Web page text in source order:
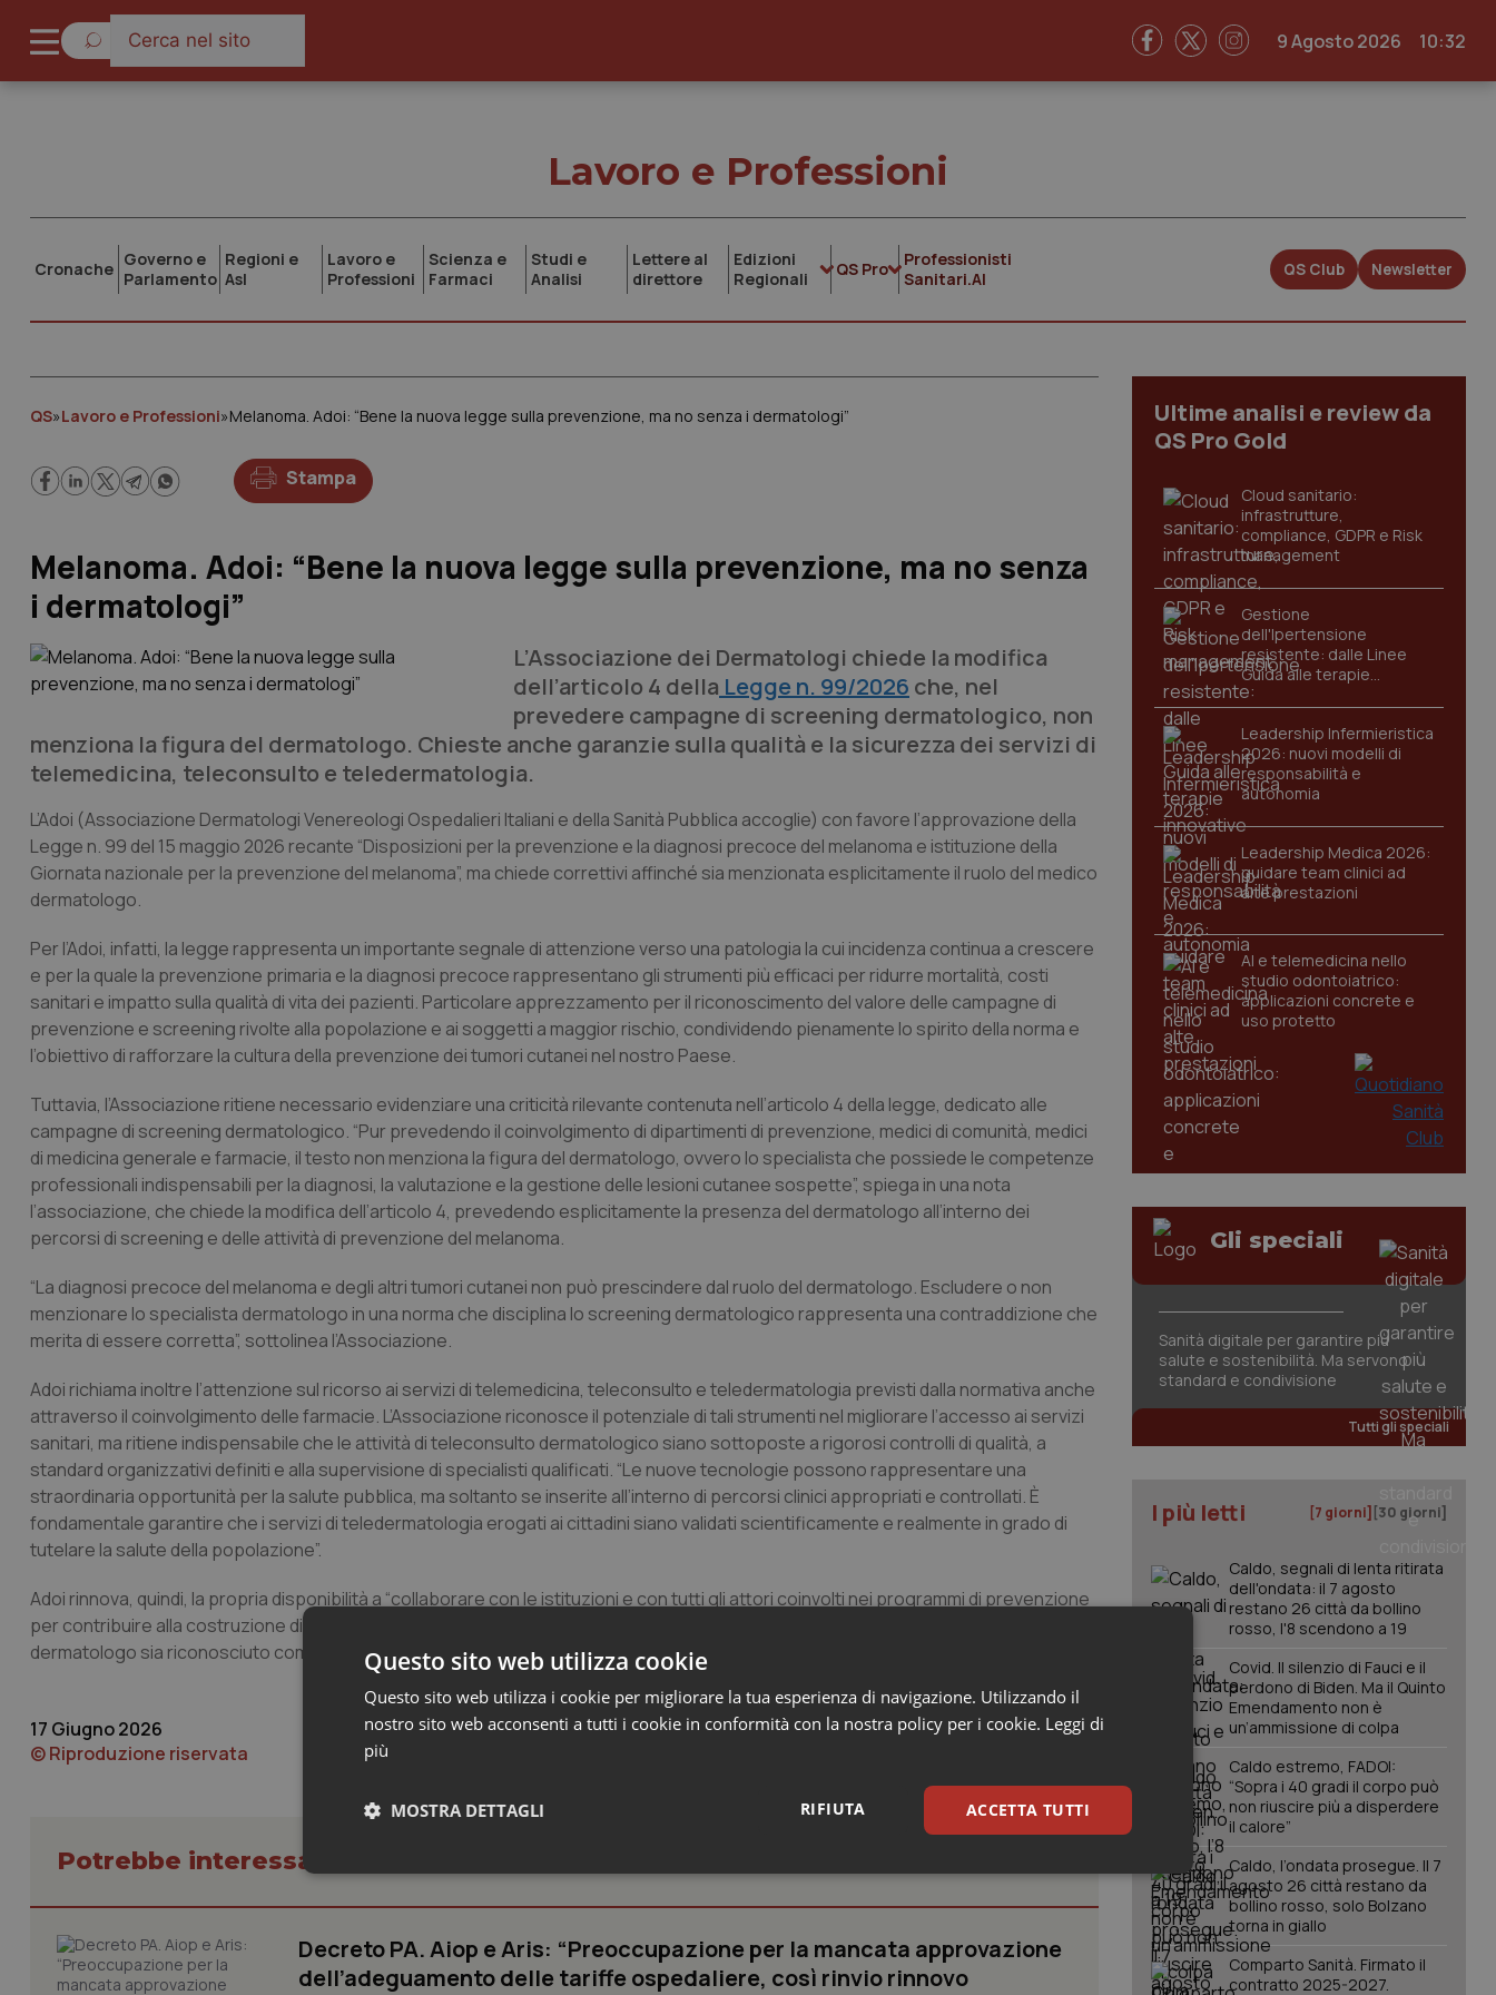
9 Agosto 2026 10:32
Lavoro e Professioni
Cronache Governo e
Parlamento
Regioni e
Asl
Lavoro e
Professioni
Scienza e
Farmaci
Studi e
Analisi
Lettere al
direttore
Edizioni
Regionali
QS Pro
Professionisti
Sanitari.AI
QS Club Newsletter
QS»Lavoro e Professioni»Melanoma. Adoi: “Bene la nuova legge sulla prevenzione, ma no senza i dermatologi”
Stampa
Melanoma. Adoi: “Bene la nuova legge sulla prevenzione, ma no senza
i dermatologi”
L’Associazione dei Dermatologi chiede la modifica
dell’articolo 4 della Legge n. 99/2026 che, nel
prevedere campagne di screening dermatologico, non
menziona la figura del dermatologo. Chieste anche garanzie sulla qualità e la sicurezza dei servizi di
telemedicina, teleconsulto e teledermatologia.
L’Adoi (Associazione Dermatologi Venereologi Ospedalieri Italiani e della Sanità Pubblica accoglie) con favore l’approvazione della
Legge n. 99 del 15 maggio 2026 recante “Disposizioni per la prevenzione e la diagnosi precoce del melanoma e istituzione della
Giornata nazionale per la prevenzione del melanoma”, ma chiede correttivi affinché sia menzionata esplicitamente il ruolo del medico
dermatologo.
Per l’Adoi, infatti, la legge rappresenta un importante segnale di attenzione verso una patologia la cui incidenza continua a crescere
e per la quale la prevenzione primaria e la diagnosi precoce rappresentano gli strumenti più efficaci per ridurre mortalità, costi
sanitari e impatto sulla qualità di vita dei pazienti. Particolare apprezzamento per il riconoscimento del valore delle campagne di
prevenzione e screening rivolte alla popolazione e ai soggetti a maggior rischio, condividendo pienamente lo spirito della norma e
l’obiettivo di rafforzare la cultura della prevenzione dei tumori cutanei nel nostro Paese.
Tuttavia, l’Associazione ritiene necessario evidenziare una criticità rilevante contenuta nell’articolo 4 della legge, dedicato alle
campagne di screening dermatologico. “Pur prevedendo il coinvolgimento di dipartimenti di prevenzione, medici di comunità, medici
di medicina generale e farmacie, il testo non menziona la figura del dermatologo, ovvero lo specialista che possiede le competenze
professionali indispensabili per la diagnosi, la valutazione e la gestione delle lesioni cutanee sospette”, spiega in una nota
l’associazione, che chiede la modifica dell’articolo 4, prevedendo esplicitamente la presenza del dermatologo all’interno dei
percorsi di screening e delle attività di prevenzione del melanoma.
“La diagnosi precoce del melanoma e degli altri tumori cutanei non può prescindere dal ruolo del dermatologo. Escludere o non
menzionare lo specialista dermatologo in una norma che disciplina lo screening dermatologico rappresenta una contraddizione che
merita di essere corretta”, sottolinea l’Associazione.
Adoi richiama inoltre l’attenzione sul ricorso ai servizi di telemedicina, teleconsulto e teledermatologia previsti dalla normativa anche
attraverso il coinvolgimento delle farmacie. L’Associazione riconosce il potenziale di tali strumenti nel migliorare l’accesso ai servizi
sanitari, ma ritiene indispensabile che le attività di teleconsulto dermatologico siano sottoposte a rigorosi controlli di qualità, a
standard organizzativi definiti e alla supervisione di specialisti qualificati. “Le nuove tecnologie possono rappresentare una
straordinaria opportunità per la salute pubblica, ma soltanto se inserite all’interno di percorsi clinici appropriati e controllati. È
fondamentale garantire che i servizi di teledermatologia erogati ai cittadini siano validati scientificamente e realmente in grado di
tutelare la salute della popolazione”.
Adoi rinnova, quindi, la propria disponibilità a “collaborare con le istituzioni e con tutti gli attori coinvolti nei programmi di prevenzione
per contribuire alla costruzione di modelli di screening efficaci, sicuri e basati sulle migliori evidenze scientifiche, nei quali il
dermatologo sia riconosciuto come figura centrale e imprescindibile”.
17 Giugno 2026
© Riproduzione riservata
Potrebbe interessarti in Lavoro e Professioni
Decreto PA. Aiop e Aris: “Preoccupazione per la mancata approvazione
dell’adeguamento delle tariffe ospedaliere, così rinvio rinnovo
Ultime analisi e review da
QS Pro Gold
Cloud sanitario:
infrastrutture,
compliance, GDPR e Risk
management
Gestione
dell'Ipertensione
resistente: dalle Linee
Guida alle terapie
innovative
Leadership Infermieristica
2026: nuovi modelli di
responsabilità e
autonomia
Leadership Medica 2026:
guidare team clinici ad
alte prestazioni
AI e telemedicina nello
studio odontoiatrico:
applicazioni concrete e
uso protetto
Gli speciali
Sanità digitale per garantire più
salute e sostenibilità. Ma servono
standard e condivisione
Tutti gli speciali
I più letti [7 giorni] [30 giorni]
Caldo, segnali di lenta ritirata
dell'ondata: il 7 agosto
restano 26 città da bollino
rosso, l'8 scendono a 19
Covid. Il silenzio di Fauci e il
perdono di Biden. Ma il Quinto
Emendamento non è
un’ammissione di colpa
Caldo estremo, FADOI:
“Sopra i 40 gradi il corpo può
non riuscire più a disperdere
il calore”
Caldo, l’ondata prosegue. Il 7
agosto 26 città restano da
bollino rosso, solo Bolzano
torna in giallo
Comparto Sanità. Firmato il
contratto 2025-2027.
Questo sito web utilizza cookie
Questo sito web utilizza i cookie per migliorare la tua esperienza di navigazione. Utilizzando il
nostro sito web acconsenti a tutti i cookie in conformità con la nostra policy per i cookie. Leggi di
più
ACCETTA TUTTI
RIFIUTA
MOSTRA DETTAGLI
Necessari Statistici Marketing